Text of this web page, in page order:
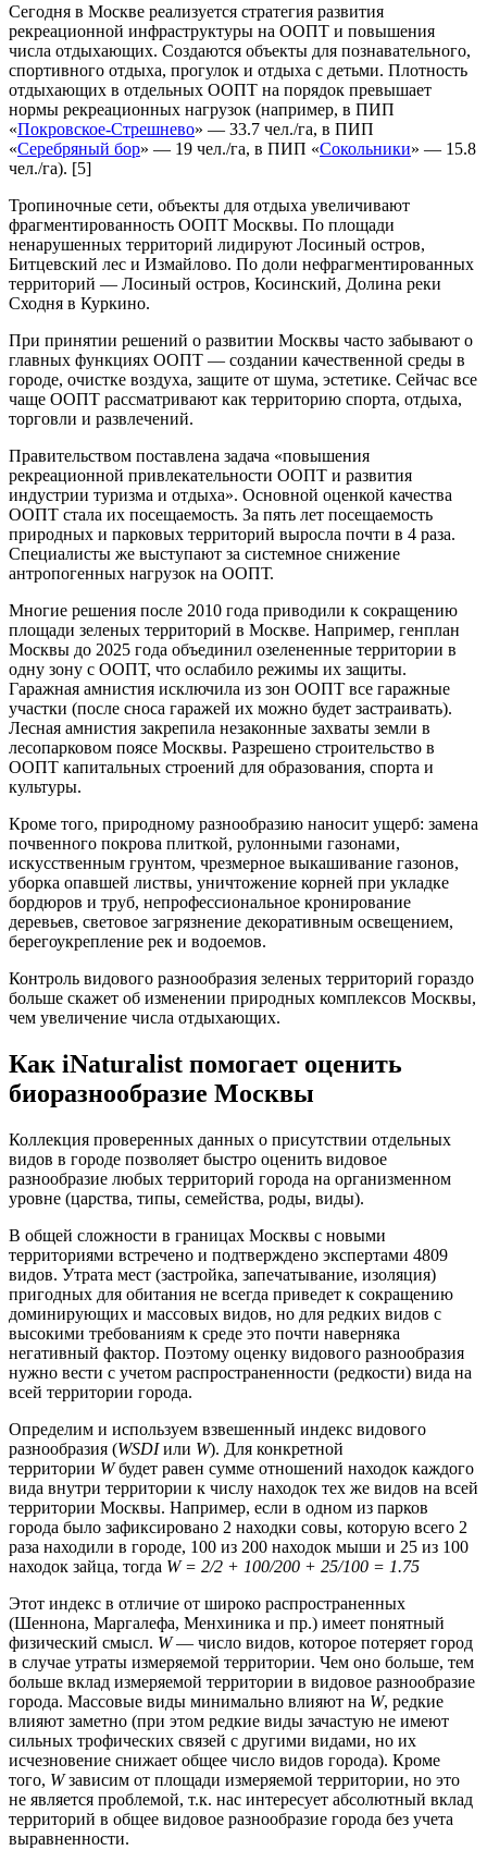
Сегодня в Москве реализуется стратегия развития
рекреационной инфраструктуры на ООПТ и повышения
числа отдыхающих. Создаются объекты для познавательного,
спортивного отдыха, прогулок и отдыха с детьми. Плотность
отдыхающих в отдельных ООПТ на порядок превышает
нормы рекреационных нагрузок (например, в ПИП
«Покровское-Стрешнево» — 33.7 чел./га, в ПИП
«Серебряный бор» — 19 чел./га, в ПИП «Сокольники» — 15.8
чел./га). [5]
Тропиночные сети, объекты для отдыха увеличивают
фрагментированность ООПТ Москвы. По площади
ненарушенных территорий лидируют Лосиный остров,
Битцевский лес и Измайлово. По доли нефрагментированных
территорий — Лосиный остров, Косинский, Долина реки
Сходня в Куркино.
При принятии решений о развитии Москвы часто забывают о
главных функциях ООПТ — создании качественной среды в
городе, очистке воздуха, защите от шума, эстетике. Сейчас все
чаще ООПТ рассматривают как территорию спорта, отдыха,
торговли и развлечений.
Правительством поставлена задача «повышения
рекреационной привлекательности ООПТ и развития
индустрии туризма и отдыха». Основной оценкой качества
ООПТ стала их посещаемость. За пять лет посещаемость
природных и парковых территорий выросла почти в 4 раза.
Специалисты же выступают за системное снижение
антропогенных нагрузок на ООПТ.
Многие решения после 2010 года приводили к сокращению
площади зеленых территорий в Москве. Например, генплан
Москвы до 2025 года объединил озелененные территории в
одну зону с ООПТ, что ослабило режимы их защиты.
Гаражная амнистия исключила из зон ООПТ все гаражные
участки (после сноса гаражей их можно будет застраивать).
Лесная амнистия закрепила незаконные захваты земли в
лесопарковом поясе Москвы. Разрешено строительство в
ООПТ капитальных строений для образования, спорта и
культуры.
Кроме того, природному разнообразию наносит ущерб: замена
почвенного покрова плиткой, рулонными газонами,
искусственным грунтом, чрезмерное выкашивание газонов,
уборка опавшей листвы, уничтожение корней при укладке
бордюров и труб, непрофессиональное кронирование
деревьев, световое загрязнение декоративным освещением,
берегоукрепление рек и водоемов.
Контроль видового разнообразия зеленых территорий гораздо
больше скажет об изменении природных комплексов Москвы,
чем увеличение числа отдыхающих.
Как iNaturalist помогает оценить
биоразнообразие Москвы
Коллекция проверенных данных о присутствии отдельных
видов в городе позволяет быстро оценить видовое
разнообразие любых территорий города на организменном
уровне (царства, типы, семейства, роды, виды).
В общей сложности в границах Москвы с новыми
территориями встречено и подтверждено экспертами 4809
видов. Утрата мест (застройка, запечатывание, изоляция)
пригодных для обитания не всегда приведет к сокращению
доминирующих и массовых видов, но для редких видов с
высокими требованиям к среде это почти наверняка
негативный фактор. Поэтому оценку видового разнообразия
нужно вести с учетом распространенности (редкости) вида на
всей территории города.
Определим и используем взвешенный индекс видового
разнообразия (WSDIили W). Для конкретной
территории Wбудет равен сумме отношений находок каждого
вида внутри территории к числу находок тех же видов на всей
территории Москвы. Например, если в одном из парков
города было зафиксировано 2 находки совы, которую всего 2
раза находили в городе, 100 из 200 находок мыши и 25 из 100
находок зайца, тогда W = 2/2 + 100/200 + 25/100 = 1.75
Этот индекс в отличие от широко распространенных
(Шеннона, Маргалефа, Менхиника и пр.) имеет понятный
физический смысл. W— число видов, которое потеряет город
в случае утраты измеряемой территории. Чем оно больше, тем
больше вклад измеряемой территории в видовое разнообразие
города. Массовые виды минимально влияют на W, редкие
влияют заметно (при этом редкие виды зачастую не имеют
сильных трофических связей с другими видами, но их
исчезновение снижает общее число видов города). Кроме
того, Wзависим от площади измеряемой территории, но это
не является проблемой, т.к. нас интересует абсолютный вклад
территорий в общее видовое разнообразие города без учета
выравненности.